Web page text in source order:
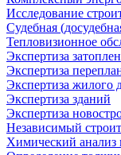
Исследование
Судебная
Тепловизионное
Экспертиза
Экспертиза
Экспертиза жилого
Экспертиза зданий
Экспертиза
Независимый
Химический анализ